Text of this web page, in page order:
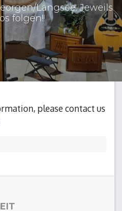
Längsee. Jeweils
folgen!!
please contact us